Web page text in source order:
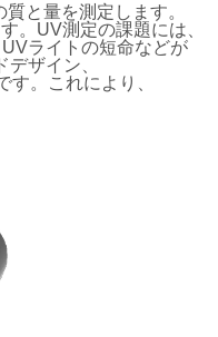
と量を測定します。
。UV測定の課題には、
ライトの短命などが
ザイン、
。これにより、